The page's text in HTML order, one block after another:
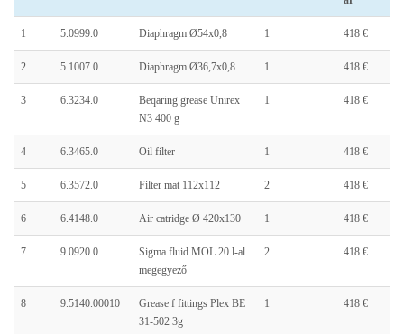
1 5.0999.0 Diaphragm Ø54x0,8 1 418 €
2 5.1007.0 Diaphragm Ø36,7x0,8 1 418 €
3 6.3234.0
Beqaring grease Unirex
N3 400 g
1 418 €
4 6.3465.0 Oil filter 1 418 €
5 6.3572.0 Filter mat 112x112 2 418 €
6 6.4148.0 Air catridge Ø 420x130 1 418 €
7 9.0920.0
Sigma fluid MOL 20 l-al
megegyező
2 418 €
8 9.5140.00010
Grease f fittings Plex BE
31-502 3g
1 418 €